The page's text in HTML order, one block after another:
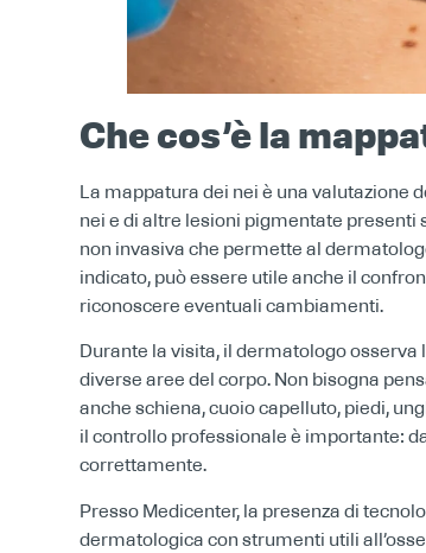
Che cos’è la
La mappatura dei nei è una valutazione
nei e di altre lesioni pigmentate
non invasiva che permette al
indicato, può essere utile anche il
riconoscere eventuali cambiamenti.
Durante la visita, il dermatologo
diverse aree del corpo. Non bisogna
anche schiena, cuoio capelluto, piedi,
il controllo professionale è importante:
correttamente.
Presso Medicenter, la presenza di
dermatologica con strumenti utili